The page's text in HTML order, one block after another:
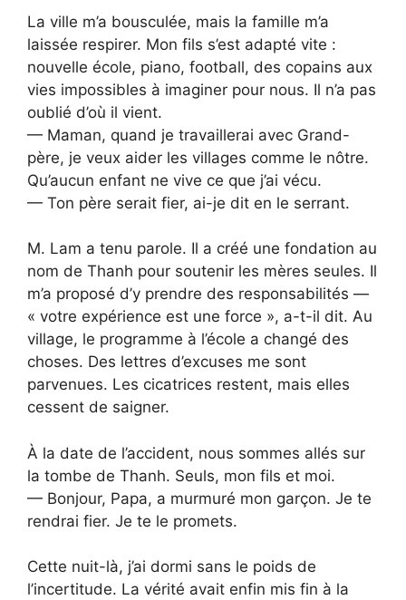
La ville m’a bousculée, mais la famille m’a
laissée respirer. Mon fils s’est adapté vite :
nouvelle école, piano, football, des copains aux
vies impossibles à imaginer pour nous. Il n’a pas
oublié d’où il vient.
— Maman, quand je travaillerai avec Grand-
père, je veux aider les villages comme le nôtre.
Qu’aucun enfant ne vive ce que j’ai vécu.
— Ton père serait fier, ai-je dit en le serrant.
M. Lam a tenu parole. Il a créé une fondation au
nom de Thanh pour soutenir les mères seules. Il
m’a proposé d’y prendre des responsabilités —
« votre expérience est une force », a-t-il dit. Au
village, le programme à l’école a changé des
choses. Des lettres d’excuses me sont
parvenues. Les cicatrices restent, mais elles
cessent de saigner.
À la date de l’accident, nous sommes allés sur
la tombe de Thanh. Seuls, mon fils et moi.
— Bonjour, Papa, a murmuré mon garçon. Je te
rendrai fier. Je te le promets.
Cette nuit-là, j’ai dormi sans le poids de
l’incertitude. La vérité avait enfin mis fin à la